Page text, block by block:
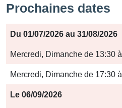
Prochaines dates
Période
Jours
Horaires
Du 01/07/2026 au 31/08/2026
Mercredi, Dimanche de 13:30 à
Mercredi, Dimanche de 17:30 à
Le 06/09/2026